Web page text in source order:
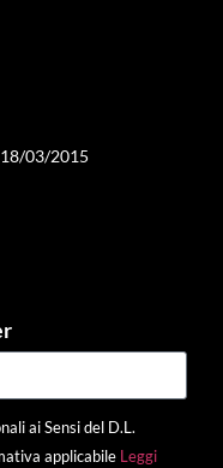
03/2015
ai Sensi del D.L.
applicabile Leggi